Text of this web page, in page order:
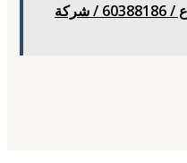
كاميرات مراقبة البدع / 60388186 / شركة